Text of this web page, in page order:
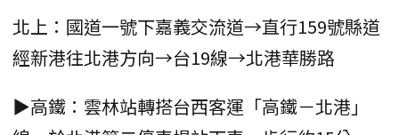
北上：國道一號下嘉義交流道→直行159號縣道
經新港往北港方向→台19線→北港華勝路
▶高鐵：雲林站轉搭台西客運「高鐵－北港」